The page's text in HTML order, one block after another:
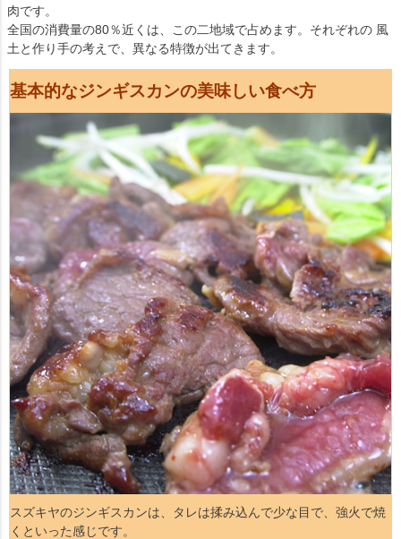
肉です。
全国の消費量の80％近くは、この二地域で占めます。それぞれの 風
土と作り手の考えで、異なる特徴が出てきます。
基本的なジンギスカンの美味しい食べ方
スズキヤのジンギスカンは、タレは揉み込んで少な目で、強火で焼
くといった感じです。